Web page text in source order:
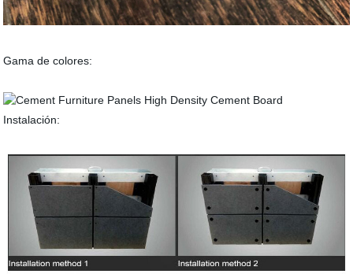
Gama de colores:
Instalación: